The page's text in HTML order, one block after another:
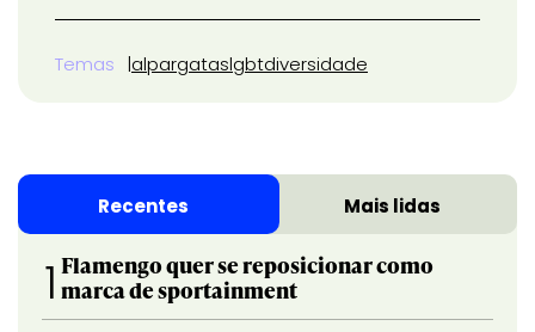
Temas alpargataslgbtdiversidade
Recentes Mais lidas
1 Flamengo quer se reposicionar como
marca de sportainment